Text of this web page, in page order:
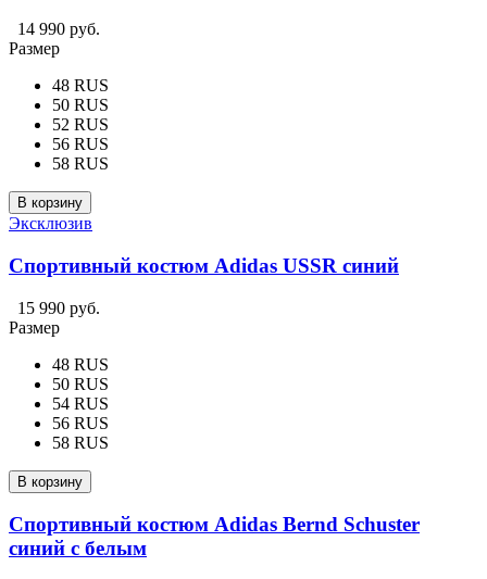
14 990 руб.
Размер
48 RUS
50 RUS
52 RUS
56 RUS
58 RUS
В корзину
Эксклюзив
Спортивный костюм Adidas USSR синий
15 990 руб.
Размер
48 RUS
50 RUS
54 RUS
56 RUS
58 RUS
В корзину
Спортивный костюм Adidas Bernd Schuster
синий с белым